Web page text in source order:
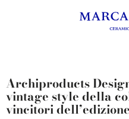
Archiproducts
vintage style della
vincitori